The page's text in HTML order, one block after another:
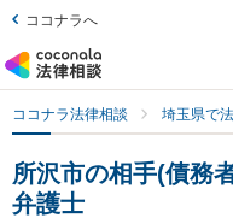
ココナラへ
ココナラ法律相談 埼玉県で
所沢市の相手(債務
弁護士